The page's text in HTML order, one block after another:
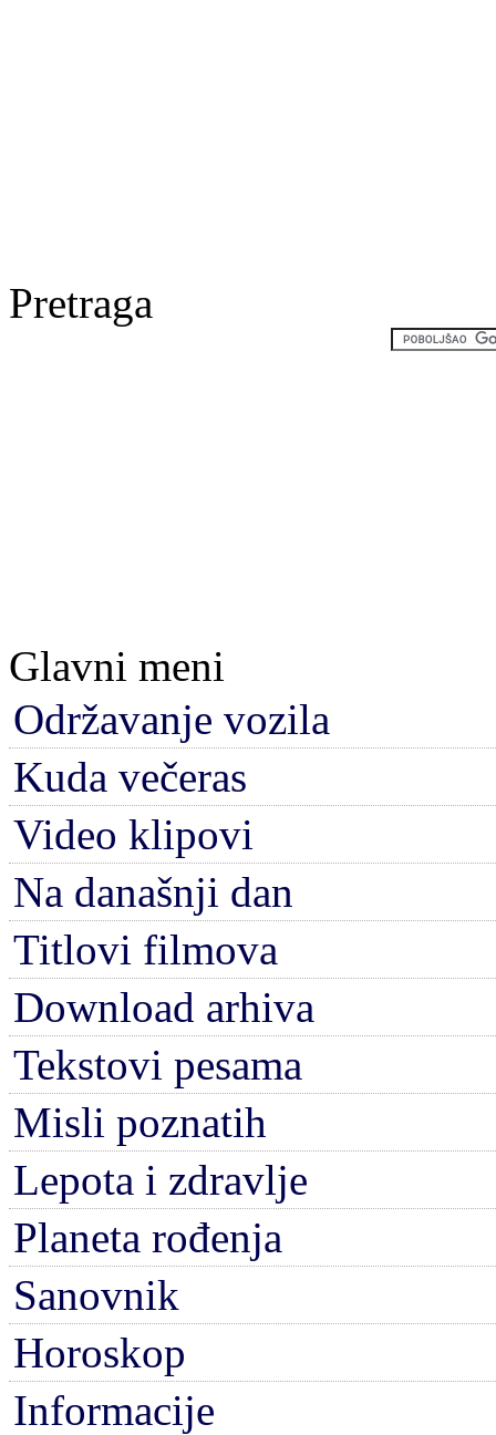
Pretraga
Glavni meni
Održavanje vozila
Kuda večeras
Video klipovi
Na današnji dan
Titlovi filmova
Download arhiva
Tekstovi pesama
Misli poznatih
Lepota i zdravlje
Planeta rođenja
Sanovnik
Horoskop
Informacije